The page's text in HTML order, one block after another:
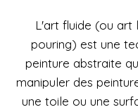
L'art fluide (ou art
pouring) est une
peinture abstraite
manipuler des
une toile ou une